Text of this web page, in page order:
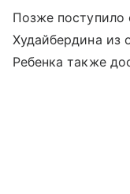
Позже поступило
Худайбердина из
Ребенка также